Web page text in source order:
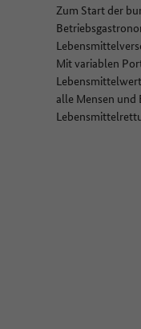
Zum Start der
Mit variablen
alle Mensen und